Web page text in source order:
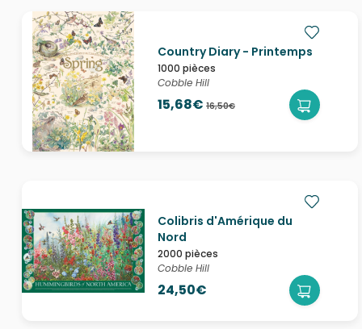
Country Diary - Printemps
1000 pièces
Cobble Hill
15,68€ 16,50€
Colibris d'Amérique du
Nord
2000 pièces
Cobble Hill
24,50€